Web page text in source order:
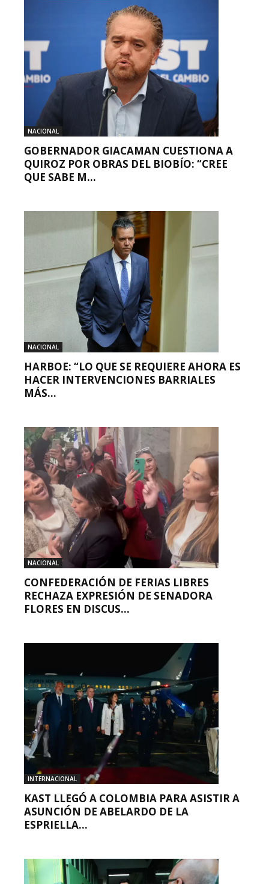
NACIONAL
GOBERNADOR GIACAMAN CUESTIONA A
QUIROZ POR OBRAS DEL BIOBÍO: “CREE
QUE SABE M...
NACIONAL
HARBOE: “LO QUE SE REQUIERE AHORA ES
HACER INTERVENCIONES BARRIALES
MÁS...
NACIONAL
CONFEDERACIÓN DE FERIAS LIBRES
RECHAZA EXPRESIÓN DE SENADORA
FLORES EN DISCUS...
INTERNACIONAL
KAST LLEGÓ A COLOMBIA PARA ASISTIR A
ASUNCIÓN DE ABELARDO DE LA
ESPRIELLA...